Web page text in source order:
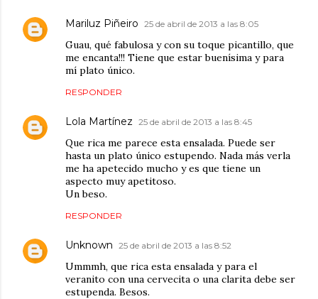
Mariluz Piñeiro 25 de abril de 2013 a las 8:05
Guau, qué fabulosa y con su toque picantillo, que
me encanta!!! Tiene que estar buenísima y para
mí plato único.
RESPONDER
Lola Martínez 25 de abril de 2013 a las 8:45
Que rica me parece esta ensalada. Puede ser
hasta un plato único estupendo. Nada más verla
me ha apetecido mucho y es que tiene un
aspecto muy apetitoso.
Un beso.
RESPONDER
Unknown 25 de abril de 2013 a las 8:52
Ummmh, que rica esta ensalada y para el
veranito con una cervecita o una clarita debe ser
estupenda. Besos.